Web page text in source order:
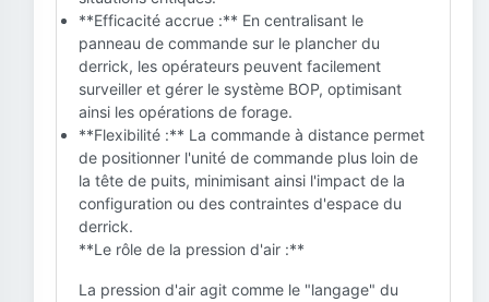
**Efficacité accrue :** En centralisant le
panneau de commande sur le plancher du
derrick, les opérateurs peuvent facilement
surveiller et gérer le système BOP, optimisant
ainsi les opérations de forage.
**Flexibilité :** La commande à distance permet
de positionner l'unité de commande plus loin de
la tête de puits, minimisant ainsi l'impact de la
configuration ou des contraintes d'espace du
derrick.
**Le rôle de la pression d'air :**
La pression d'air agit comme le "langage" du